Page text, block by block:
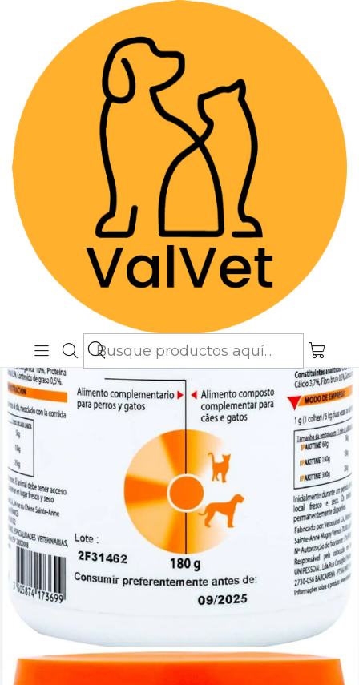
Despacho GRATIS por compras sobre
$89.990(Válido desde Coquimbo hasta Los
Lagos)
Farmacia Veterinaria
Ipakitine 180 gr - Suplemento para Perros y Gatos